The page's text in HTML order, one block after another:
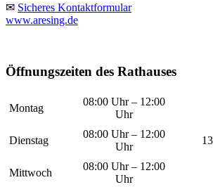
✉ Sicheres Kontaktformular
www.aresing.de
Öffnungszeiten des Rathauses
Montag
08:00 Uhr – 12:00
Uhr
Dienstag
08:00 Uhr – 12:00
Uhr
Mittwoch
08:00 Uhr – 12:00
Uhr